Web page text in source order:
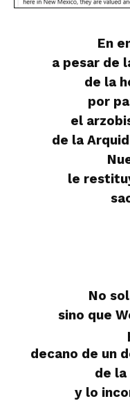
En
a pesar de
de la
por
el
de la
le
No
sino que
decano de un
de la
y lo